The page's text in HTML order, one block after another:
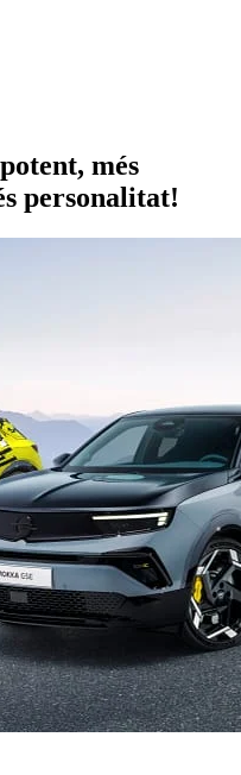
més
personalitat!